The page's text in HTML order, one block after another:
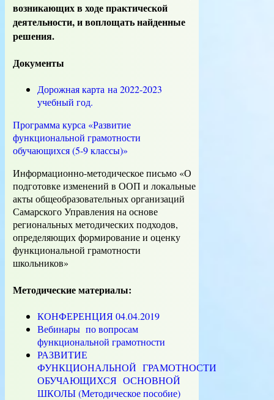
возникающих в ходе практической
деятельности, и воплощать найденные
решения.
Документы
Дорожная карта на 2022-2023
учебный год.
Программа курса «Развитие
функциональной грамотности
обучающихся (5-9 классы)»
Информационно-методическое письмо «О
подготовке изменений в ООП и локальные
акты общеобразовательных организаций
Самарского Управления на основе
региональных методических подходов,
определяющих формирование и оценку
функциональной грамотности
школьников»
Методические материалы:
КОНФЕРЕНЦИЯ 04.04.2019
Вебинары по вопросам
функциональной грамотности
РАЗВИТИЕ
ФУНКЦИОНАЛЬНОЙ ГРАМОТНОСТИ
ОБУЧАЮЩИХСЯ ОСНОВНОЙ
ШКОЛЫ (Методическое пособие)